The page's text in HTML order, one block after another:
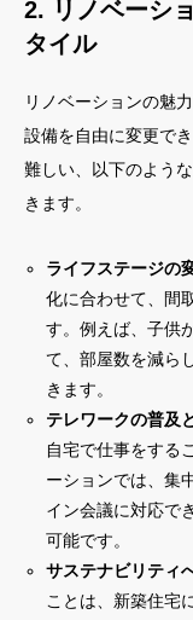
2. リノベーシ
タイル
リノベーションの魅
設備を自由に変更で
難しい、以下のよう
きます。
ライフステージの
化に合わせて、間
す。例えば、子供
て、部屋数を減ら
きます。
テレワークの普及
自宅で仕事をする
ーションでは、集
イン会議に対応で
可能です。
サステナビリティ
ことは、新築住宅